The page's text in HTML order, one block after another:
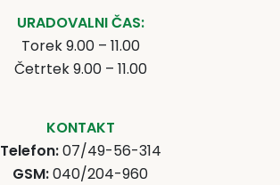
URADOVALNI ČAS:
Torek 9.00 – 11.00
Četrtek 9.00 – 11.00
KONTAKT
Telefon:07/49-56-314
GSM:040/204-960